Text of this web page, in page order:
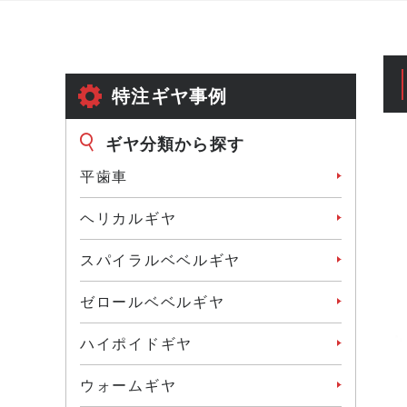
特注ギヤ事例
ギヤ分類から探す
平歯車
ヘリカルギヤ
スパイラルベベルギヤ
ゼロールベベルギヤ
ハイポイドギヤ
ウォームギヤ